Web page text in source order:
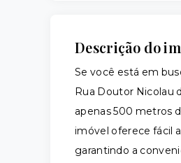
Descrição do
Se você está em
Rua Doutor Nicolau
apenas 500 metros
imóvel oferece fácil
garantindo a